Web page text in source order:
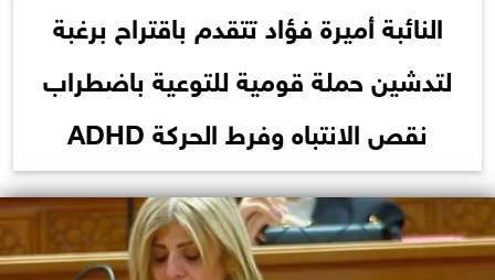
النائبة أميرة فؤاد تتقدم باقتراح برغبة
لتدشين حملة قومية للتوعية باضطراب
نقص الانتباه وفرط الحركة ADHD